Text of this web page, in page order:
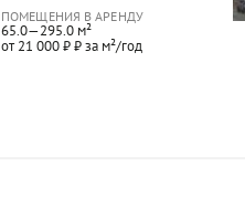
ПОМЕЩЕНИЯ В АРЕНДУ
65.0—295.0 м²
от 21 000 ₽ ₽ за м²/год